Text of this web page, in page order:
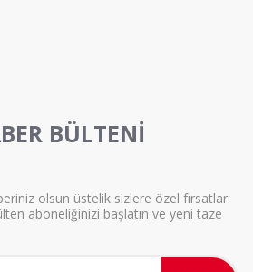
BÜLTENİ
olsun üstelik sizlere özel fırsatlar
aboneliğinizi başlatın ve yeni taze